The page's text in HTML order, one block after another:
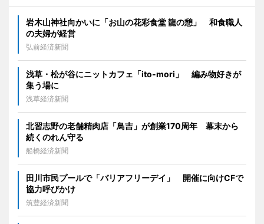
岩木山神社向かいに「お山の花彩食堂 龍の憩」 和食職人
の夫婦が経営
弘前経済新聞
浅草・松が谷にニットカフェ「ito-mori」 編み物好きが
集う場に
浅草経済新聞
北習志野の老舗精肉店「鳥吉」が創業170周年 幕末から
続くのれん守る
船橋経済新聞
田川市民プールで「バリアフリーデイ」 開催に向けCFで
協力呼びかけ
筑豊経済新聞